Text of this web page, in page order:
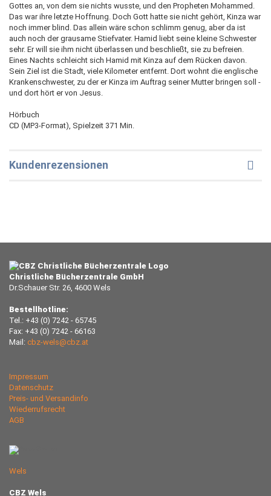
Gottes an, von dem sie nichts wusste, und den Propheten Mohammed.
Das war ihre letzte Hoffnung. Doch Gott hatte sie nicht gehört, Kinza war
noch immer blind. Das allein wäre schon schlimm genug, aber da ist
auch noch der grausame Stiefvater. Hamid liebt seine kleine Schwester
sehr. Er will sie ihm nicht überlassen und beschließt, sie zu befreien.
Eines Nachts schleicht sich Hamid mit Kinza auf dem Rücken davon.
Sein Ziel ist die Stadt, viele Kilometer entfernt. Dort wohnt die englische
Krankenschwester, zu der er Kinza im Auftrag seiner Mutter bringen soll -
und dort hört er von Jesus.
Hörbuch
CD (MP3-Format), Spielzeit 371 Min.
Kundenrezensionen
Christliche Bücherzentrale GmbH
Dr.Schauer Str. 26, 4600 Wels
Bestellhotline:
Tel.: +43 (0) 7242 - 65745
Fax: +43 (0) 7242 - 66163
Mail: cbz-wels@cbz.at
Impressum
Datenschutz
Preis- und Versandinfo
Wiederrufsrecht
AGB
Wels
CBZ Wels